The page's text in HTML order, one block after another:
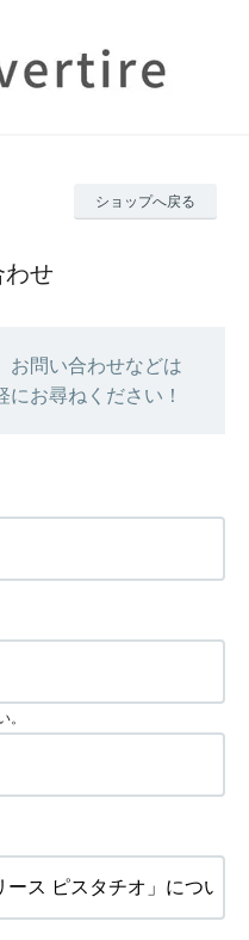
ショップへ戻る
わせ
お問い合わせなどは
お尋ねください！
。